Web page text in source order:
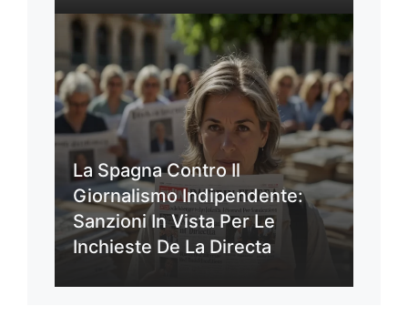
La Spagna Contro Il
Giornalismo Indipendente:
Sanzioni In Vista Per Le
Inchieste De La Directa